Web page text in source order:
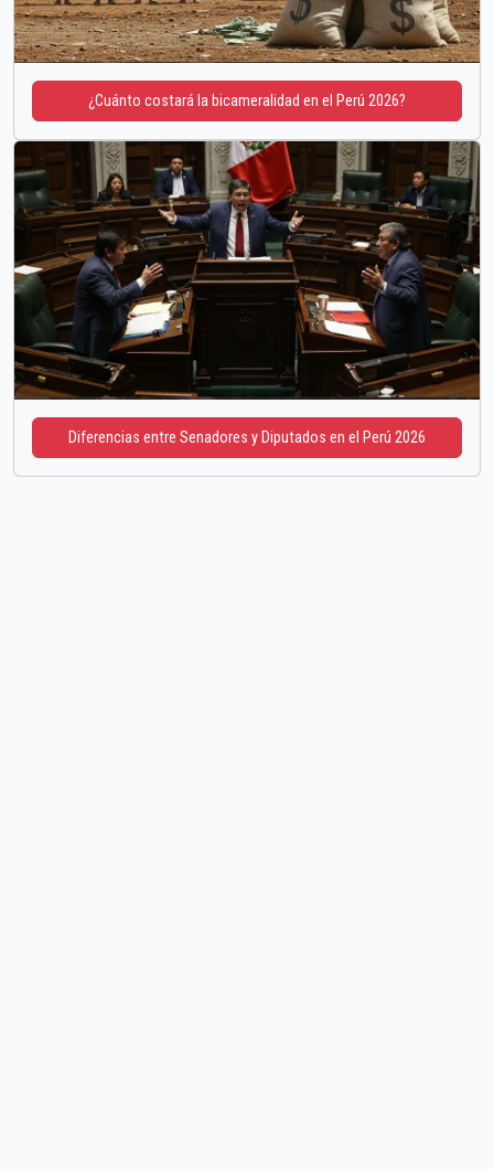
¿Cuánto costará la bicameralidad en el Perú 2026?
Diferencias entre Senadores y Diputados en el Perú 2026